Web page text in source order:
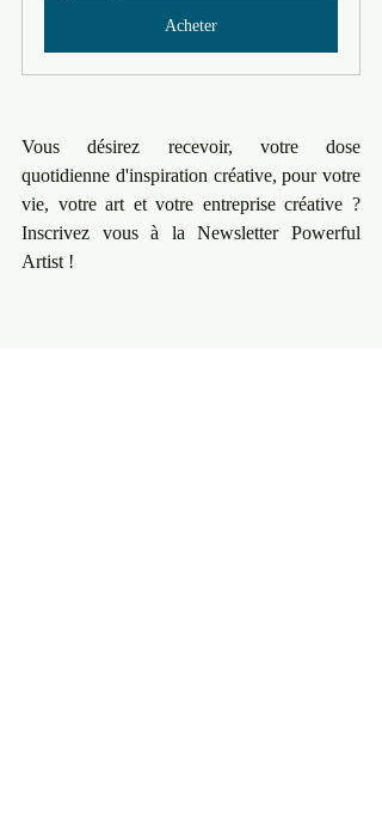
Acheter
Vous désirez recevoir, votre dose
quotidienne d'inspiration créative, pour votre
vie, votre art et votre entreprise créative ?
Inscrivez vous à la Newsletter Powerful
Artist !